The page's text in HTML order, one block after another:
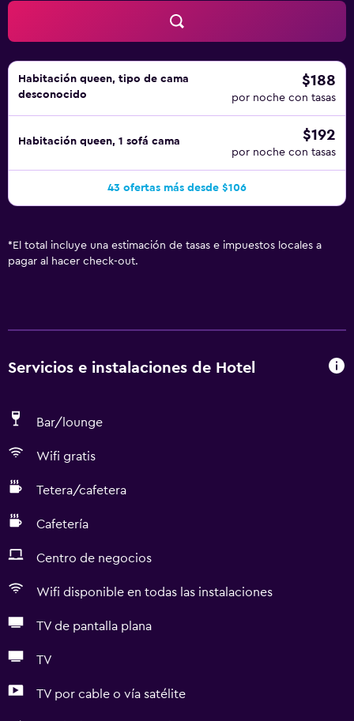
Habitación queen, tipo de cama
desconocido
$188
por noche con tasas
Habitación queen, 1 sofá cama $192
por noche con tasas
43 ofertas más desde $106
* El total incluye una estimación de tasas e impuestos locales a
pagar al hacer check-out.
Servicios e instalaciones de Hotel
Bar/lounge
Wifi gratis
Tetera/cafetera
Cafetería
Centro de negocios
Wifi disponible en todas las instalaciones
TV de pantalla plana
TV
TV por cable o vía satélite